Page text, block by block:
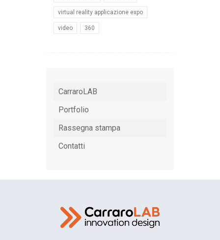
virtual reality applicazione expo
video 360
CarraroLAB
Portfolio
Rassegna stampa
Contatti